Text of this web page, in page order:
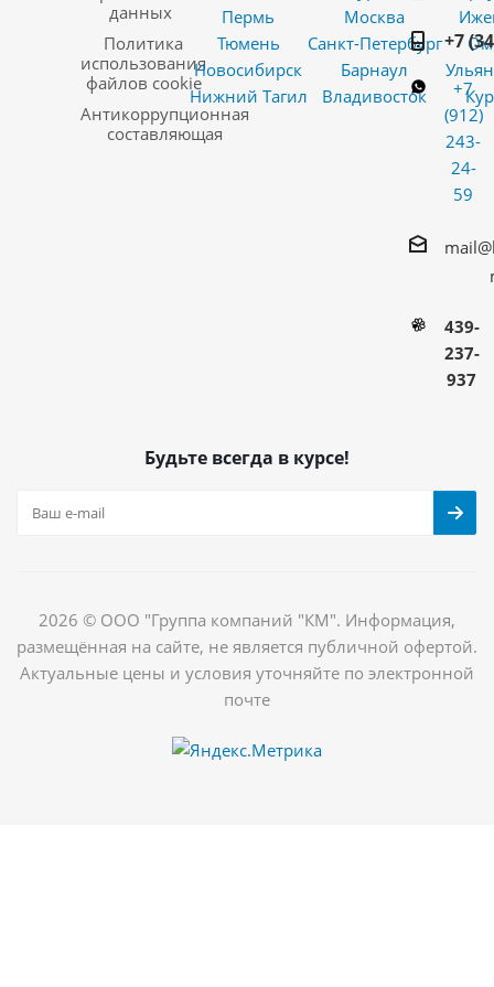
данных
Политика
использования
файлов cookie
Антикоррупционная
составляющая
Пермь
Тюмень
Новосибирск
Нижний Тагил
Москва
Санкт-Петербург
Барнаул
Владивосток
+7
+7
(912)
243-
24-
59
439-
237-
937
Будьте всегда в курсе!
2026 © ООО "Группа компаний "КМ". Информация,
размещённая на сайте, не является публичной офертой.
Актуальные цены и условия уточняйте по электронной
почте